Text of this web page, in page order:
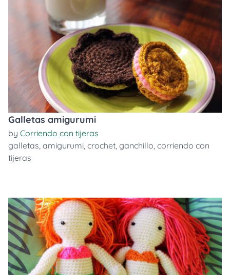
Galletas amigurumi
by Corriendo con tijeras
galletas, amigurumi, crochet, ganchillo, corriendo con
tijeras